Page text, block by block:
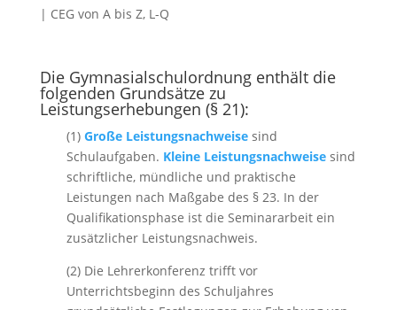
| CEG von A bis Z, L-Q
Die Gymnasialschulordnung enthält die
folgenden Grundsätze zu
Leistungserhebungen (§ 21):
(1) Große Leistungsnachweisesind
Schulaufgaben. Kleine Leistungsnachweisesind
schriftliche, mündliche und praktische
Leistungen nach Maßgabe des § 23. In der
Qualifikationsphase ist die Seminararbeit ein
zusätzlicher Leistungsnachweis.
(2) Die Lehrerkonferenz trifft vor
Unterrichtsbeginn des Schuljahres